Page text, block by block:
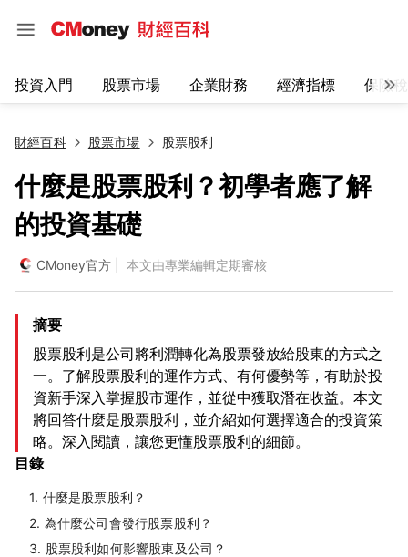
投資入門 股票市場 企業財務 經濟指標 保險
財經百科 股票市場 股票股利
什麼是股票股利？初學者應了解
的投資基礎
CMoney官方 | 本文由專業編輯定期審核
摘要
股票股利是公司將利潤轉化為股票發放給股東的方式之
一。了解股票股利的運作方式、有何優勢等，有助於投
資新手深入掌握股市運作，並從中獲取潛在收益。本文
將回答什麼是股票股利，並介紹如何選擇適合的投資策
略。深入閱讀，讓您更懂股票股利的細節。
目錄
1. 什麼是股票股利？
2. 為什麼公司會發行股票股利？
3. 股票股利如何影響股東及公司？